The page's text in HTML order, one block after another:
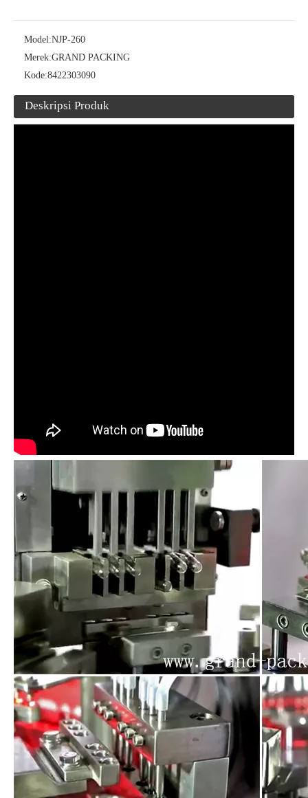
NJP-2500C Otomatis Mesin Pengisian Kapsul Keras Otomatis
NJP-800 Automatic Farmasi Mini Capsule Filling Machine
Model:NJP-260
Merek:GRAND PACKING
Kode:8422303090
Deskripsi Produk